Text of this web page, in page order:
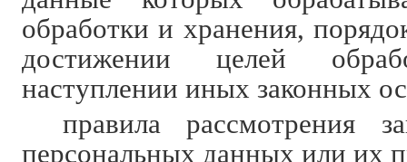
обработки и хранения,
достижении целей
наступлении иных законных
правила рассмотрения
персональных данных или их